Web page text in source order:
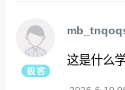
这是什么